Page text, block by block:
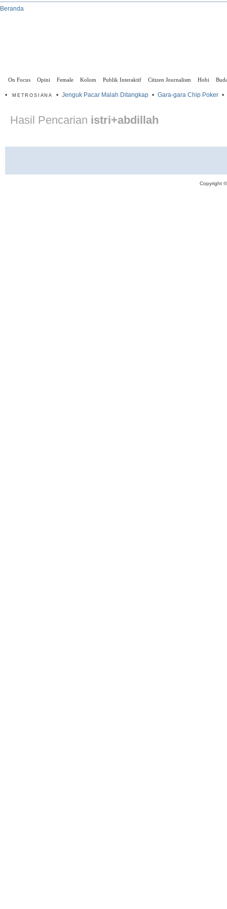
Beranda
On Focus Opini Female Kolom Publik Interaktif Citizen Journalism Hobi
• METROSIANA • Jenguk Pacar Malah Ditangkap • Gara-gara Chip Poker •
Hasil Pencarian istri+abdillah
Copyright